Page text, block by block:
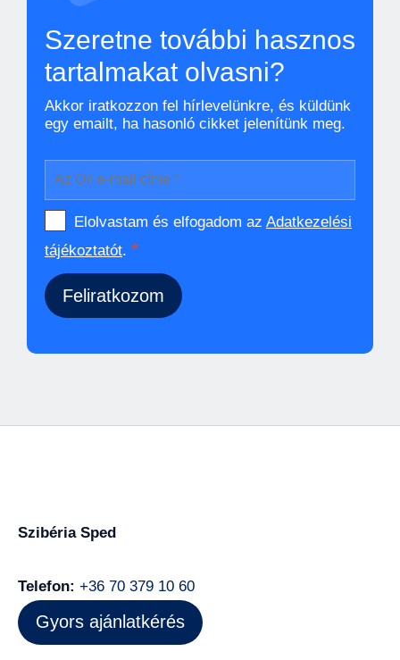
Szeretne további hasznos
tartalmakat olvasni?
Akkor iratkozzon fel hírlevelünkre, és küldünk
egy emailt, ha hasonló cikket jelenítünk meg.
Elolvastam és elfogadom az Adatkezelési
tájékoztatót. *
Szibéria Sped
Telefon: +36 70 379 10 60
Gyors ajánlatkérés